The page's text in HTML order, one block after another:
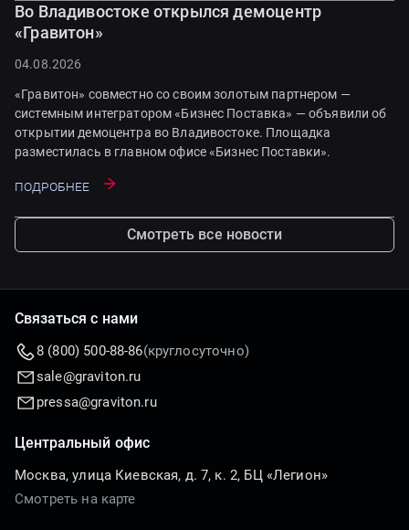
Во Владивостоке открылся демоцентр
«Гравитон»
04.08.2026
«Гравитон» совместно со своим золотым партнером —
системным интегратором «Бизнес Поставка» — объявили об
открытии демоцентра во Владивостоке. Площадка
разместилась в главном офисе «Бизнес Поставки».
Подробнее
Смотреть все новости
Центральный офис
Москва, улица Киевская, д. 7, к. 2, БЦ «Легион»
Смотреть на карте
Связаться с нами
8 (800) 500-88-86(круглосуточно)
sale@graviton.ru
pressa@graviton.ru